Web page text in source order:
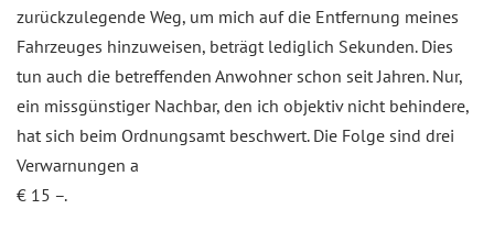
zurückzulegende Weg, um mich auf die Entfernung meines
Fahrzeuges hinzuweisen, beträgt lediglich Sekunden. Dies
tun auch die betreffenden Anwohner schon seit Jahren. Nur,
ein missgünstiger Nachbar, den ich objektiv nicht behindere,
hat sich beim Ordnungsamt beschwert. Die Folge sind drei
Verwarnungen a
€ 15 –.